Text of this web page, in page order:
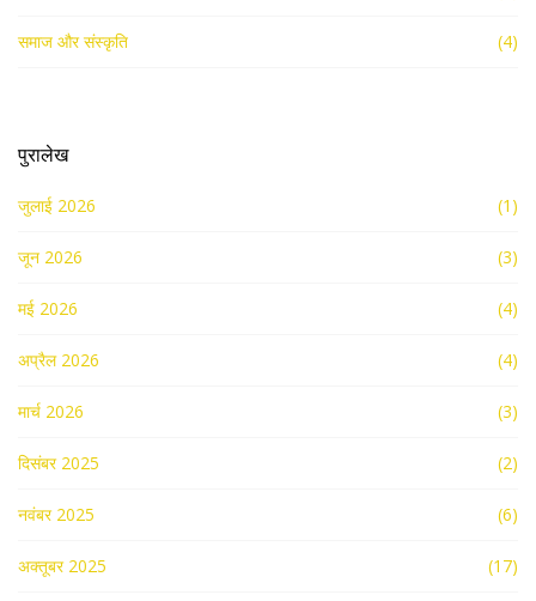
समाज और संस्कृति (4)
पुरालेख
जुलाई 2026 (1)
जून 2026 (3)
मई 2026 (4)
अप्रैल 2026 (4)
मार्च 2026 (3)
दिसंबर 2025 (2)
नवंबर 2025 (6)
अक्तूबर 2025 (17)